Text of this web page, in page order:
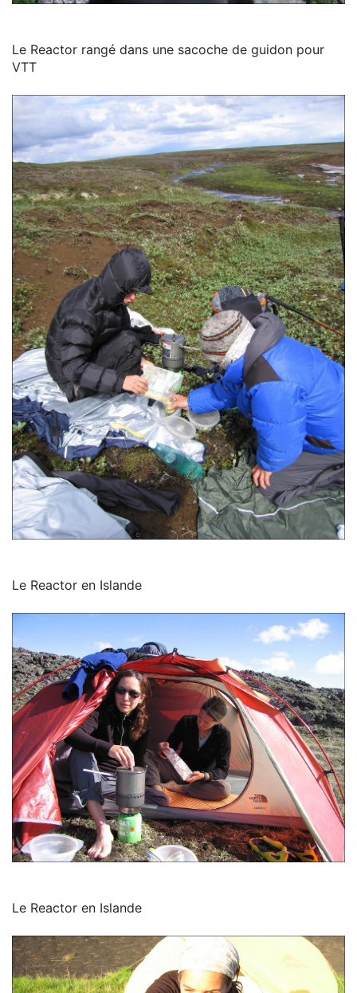
Le Reactor rangé dans une sacoche de guidon pour
VTT
Le Reactor en Islande
Le Reactor en Islande